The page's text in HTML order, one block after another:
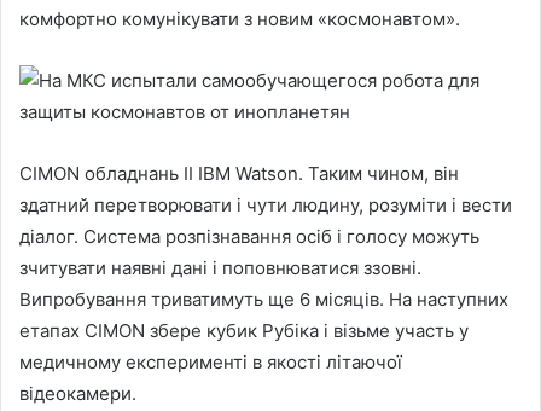
комфортно комунікувати з новим «космонавтом».
CIMON обладнань ІІ IBM Watson. Таким чином, він
здатний перетворювати і чути людину, розуміти і вести
діалог. Система розпізнавання осіб і голосу можуть
зчитувати наявні дані і поповнюватися ззовні.
Випробування триватимуть ще 6 місяців. На наступних
етапах CIMON збере кубик Рубіка і візьме участь у
медичному експерименті в якості літаючої
відеокамери.